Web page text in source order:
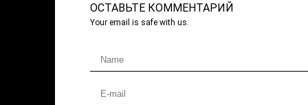
ОСТАВЬТЕ КОММЕНТАРИЙ
Your email is safe with us.